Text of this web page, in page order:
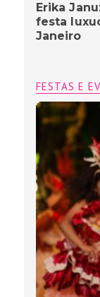
Erika
festa
Janeiro
FESTAS E